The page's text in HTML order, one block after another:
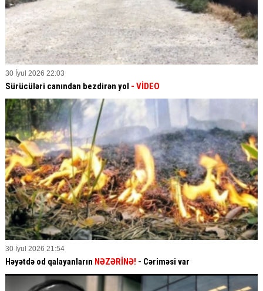
30 İyul 2026 22:03
Sürücüləri canından bezdirən yol - VİDEO
30 İyul 2026 21:54
Həyətdə od qalayanların NƏZƏRİNƏ! - Cəriməsi var